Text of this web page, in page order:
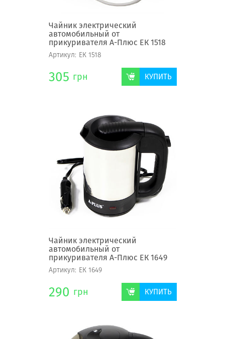
Чайник электрический
автомобильный от
прикуривателя А-Плюс ЕК 1518
Артикул: ЕК 1518
305 грн КУПИТЬ
Чайник электрический
автомобильный от
прикуривателя А-Плюс ЕК 1649
Артикул: ЕК 1649
290 грн КУПИТЬ